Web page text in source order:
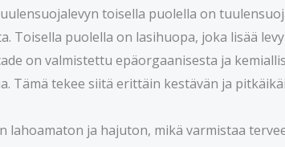
toisella puolella on
Toisella puolella on lasihuopa, joka lisää
on valmistettu epäorgaanisesta ja
Tämä tekee siitä erittäin kestävän ja
lahoamaton ja hajuton, mikä varmistaa